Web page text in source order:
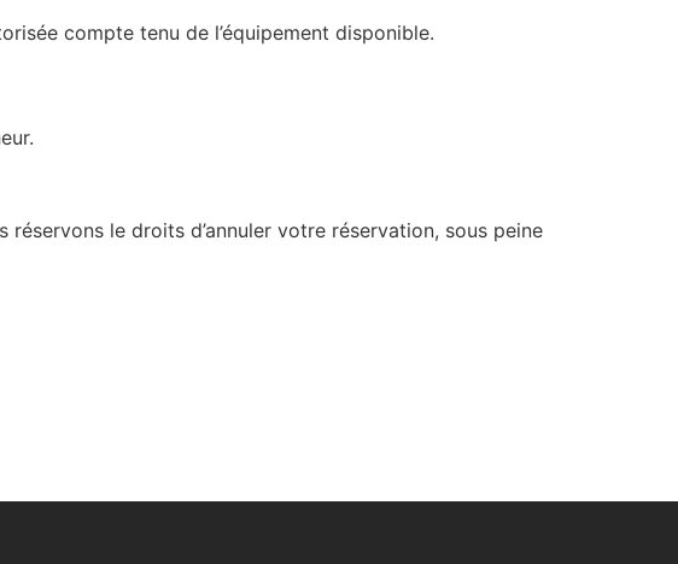
compte tenu de l’équipement disponible.
le droits d’annuler votre réservation, sous peine